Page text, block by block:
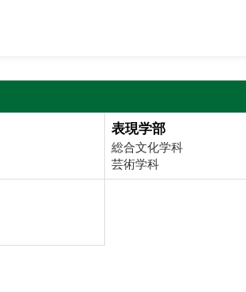
表現学部
総合文化学科
芸術学科